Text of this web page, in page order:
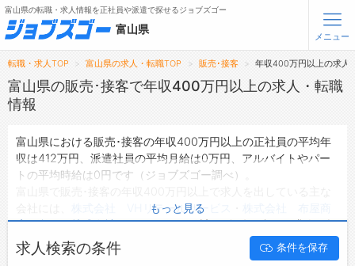
無料会員登録 ログイン
トップ
詳細情報で求人を探す
転職支援サービスについて
転職ノウハウ(応募書類の書き方・面接対策など)
富山県の転職・求人情報を正社員や派遣で探せるジョブズゴー
富山県
メニュー
転職・求人TOP 富山県の求人・転職TOP 販売･接客 年収400万円以上の求人
富山県の販売･接客で年収400万円以上の求人・転職
情報
富山県における販売･接客の年収400万円以上の正社員の平均年
収は412万円、派遣社員の平均月給は0万円、アルバイトやパー
トの平均時給は0円です（ジョブズゴー調べ）。
株式会社 VHリテールサービス
店・島屋 株式会社などがあり、ご希望の条件に合った求人を探
すことできます。
富山県の地域密着型の求人サイトであるジョブズゴーでは富山県
もっと見る
求人検索の条件 条件を保存